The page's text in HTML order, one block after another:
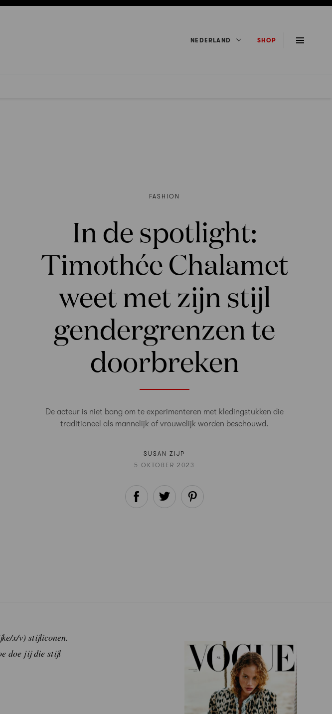
NEDERLAND SHOP
FASHION
In de spotlight:
Timothée Chalamet
weet met zijn stijl
gendergrenzen te
doorbreken
De acteur is niet bang om te experimenteren met kledingstukken die
traditioneel als mannelijk of vrouwelijk worden beschouwd.
SUSAN ZIJP
5 OKTOBER 2023
x/v) stijliconen.
doe jij die stijl